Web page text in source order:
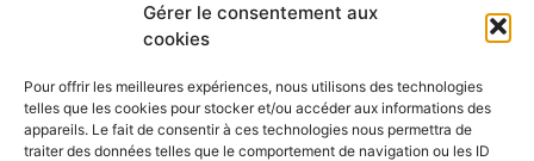
Gérer le consentement aux
cookies
Pour offrir les meilleures expériences, nous utilisons des technologies
telles que les cookies pour stocker et/ou accéder aux informations des
appareils. Le fait de consentir à ces technologies nous permettra de
traiter des données telles que le comportement de navigation ou les ID